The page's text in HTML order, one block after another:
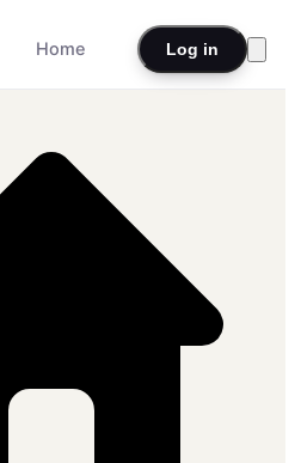
Home Log in